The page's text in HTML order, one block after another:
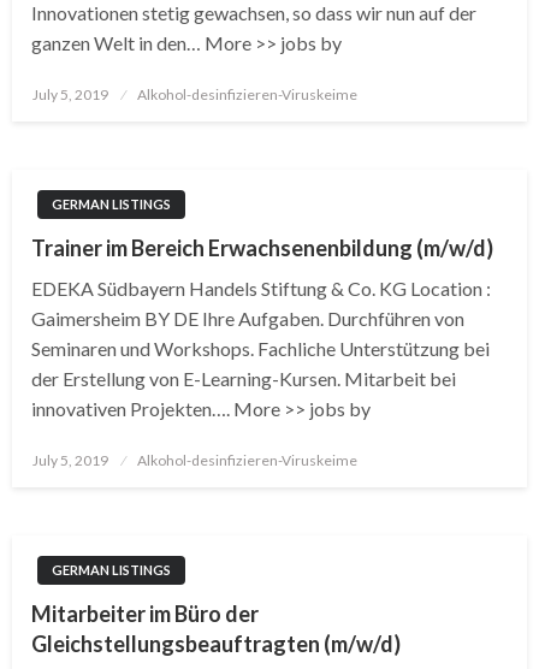
Innovationen stetig gewachsen, so dass wir nun auf der
ganzen Welt in den… More >> jobs by
Posted
July 5, 2019 Alkohol-desinfizieren-Viruskeime
GERMAN LISTINGS
Trainer im Bereich Erwachsenenbildung (m/w/d)
EDEKA Südbayern Handels Stiftung & Co. KG Location :
Gaimersheim BY DE Ihre Aufgaben. Durchführen von
Seminaren und Workshops. Fachliche Unterstützung bei
der Erstellung von E-Learning-Kursen. Mitarbeit bei
innovativen Projekten…. More >> jobs by
Posted
July 5, 2019 Alkohol-desinfizieren-Viruskeime
GERMAN LISTINGS
Mitarbeiter im Büro der
Gleichstellungsbeauftragten (m/w/d)